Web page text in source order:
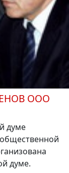
ООО
думе
думе.